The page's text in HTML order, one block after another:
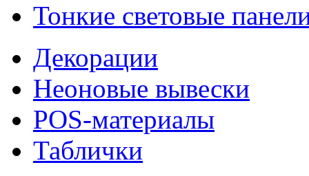
Тонкие световые
Декорации
Неоновые вывески
POS-материалы
Таблички